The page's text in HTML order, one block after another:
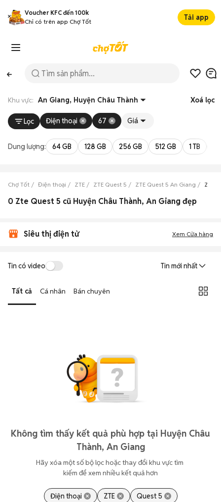
Voucher KFC đến 100k
Chỉ có trên app Chợ Tốt
Tải app
Khu vực: An Giang, Huyện Châu Thành Xoá lọc
Lọc Điện thoại 67 Giá
Dung lượng: 64 GB 128 GB 256 GB 512 GB 1 TB
Chợ Tốt Điện thoại ZTE ZTE Quest 5 ZTE Quest 5 An Giang ZTE
0 Zte Quest 5 cũ Huyện Châu Thành, An Giang đẹp
Siêu thị điện tử Xem Cửa hàng
Tin có video Tin mới nhất
Tất cả Cá nhân Bán chuyên
Không tìm thấy kết quả phù hợp tại Huyện Châu
Thành, An Giang
Hãy xóa một số bộ lọc hoặc thay đổi khu vực tìm
kiếm để xem nhiều kết quả hơn
Điện thoại ZTE Quest 5